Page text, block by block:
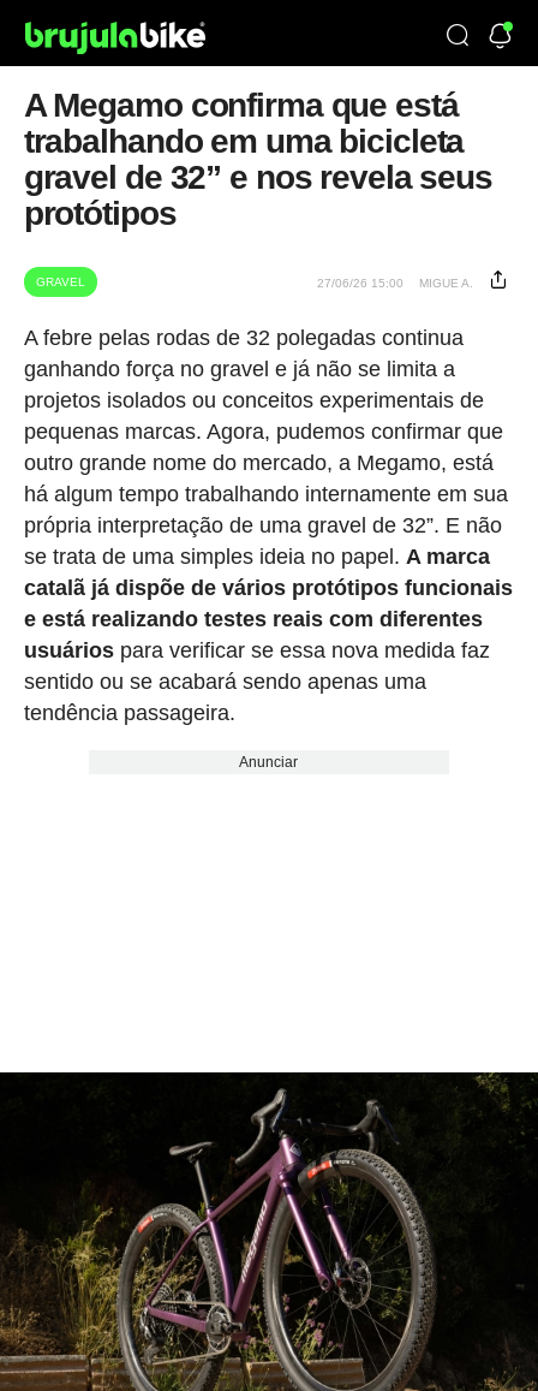
A Megamo confirma que está
trabalhando em uma bicicleta
gravel de 32” e nos revela seus
protótipos
GRAVEL 27/06/26 15:00 MIGUE A.
A febre pelas rodas de 32 polegadas continua
ganhando força no gravel e já não se limita a
projetos isolados ou conceitos experimentais de
pequenas marcas. Agora, pudemos confirmar que
outro grande nome do mercado, a Megamo, está
há algum tempo trabalhando internamente em sua
própria interpretação de uma gravel de 32”. E não
se trata de uma simples ideia no papel. A marca
catalã já dispõe de vários protótipos funcionais
e está realizando testes reais com diferentes
usuáriospara verificar se essa nova medida faz
sentido ou se acabará sendo apenas uma
tendência passageira.
Anunciar